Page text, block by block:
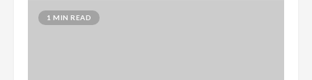
1 MIN READ